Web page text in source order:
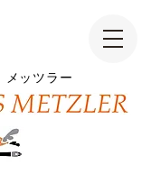
メッツラー